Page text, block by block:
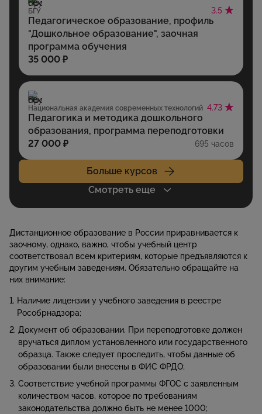
БГУ 3.5
Педагогическое образование, профиль
"Дошкольное образование", заочная
программа обучения
35 000 ₽
Национальная академия современных технологий 4.73
Педагогика и методика дошкольного
образования, программа переподготовки
27 000 ₽
695 часов
Больше курсов
Смотреть еще
Дистанционное образование в России приравнивается к
заочному, однако, важно, чтобы учебный центр
соответствовал всем критериям, которые предъявляются к
другим учебным заведениям. Обязательно обращайте на
них внимание:
Наличие лицензии у учебного заведения в реестре
Рособрнадзора;
Документ об образовании. При переподготовке должен
вручаться диплом установленного или государственного
образца. Также следует проследить, чтобы данные об
образовании были внесены в ФИС ФРДО;
Соответствие учебной программы ФГОС с заявленным
количеством часов, которое по требованиям
законодательства должно быть не менее 1000;